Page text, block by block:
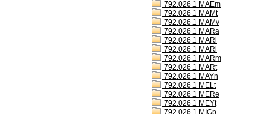
792.026.1 MAEm
792.026.1 MAMt
792.026.1 MAMv
792.026.1 MARa
792.026.1 MARi
792.026.1 MARl
792.026.1 MARm
792.026.1 MARt
792.026.1 MAYn
792.026.1 MELt
792.026.1 MERe
792.026.1 MEYt
792.026.1 MIGp